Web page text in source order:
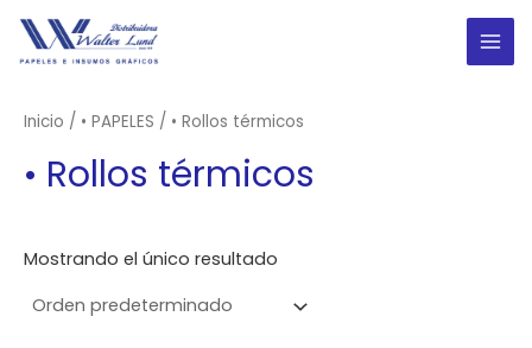
contenido
Inicio / • PAPELES / • Rollos térmicos
• Rollos térmicos
Mostrando el único resultado